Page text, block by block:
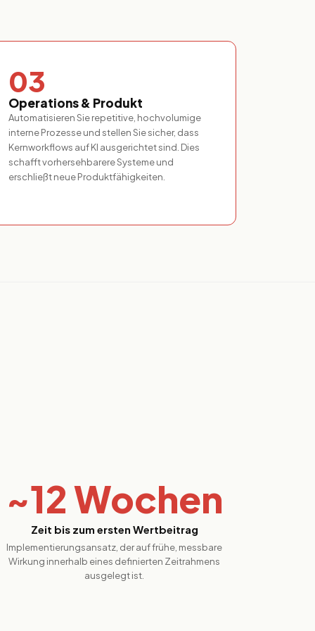
03
Operations & Produkt
Automatisieren Sie repetitive, hochvolumige
interne Prozesse und stellen Sie sicher, dass
Kernworkflows auf KI ausgerichtet sind. Dies
schafft vorhersehbarere Systeme und
erschließt neue Produktfähigkeiten.
~12 Wochen
Zeit bis zum ersten Wertbeitrag
Implementierungsansatz, der auf frühe, messbare
Wirkung innerhalb eines definierten Zeitrahmens
ausgelegt ist.